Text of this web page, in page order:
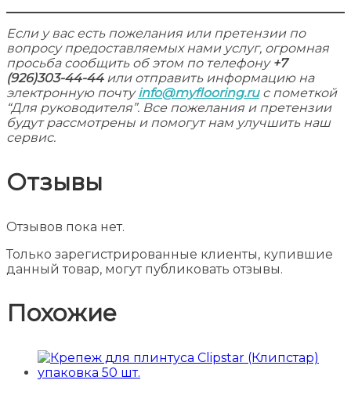
Если у вас есть пожелания или претензии по
вопросу предоставляемых нами услуг, огромная
просьба сообщить об этом по телефону +7
(926)303-44-44 или отправить информацию на
электронную почтуinfo@myflooring.ru с пометкой
“Для руководителя”. Все пожелания и претензии
будут рассмотрены и помогут нам улучшить наш
сервис.
Отзывы
Отзывов пока нет.
Только зарегистрированные клиенты, купившие
данный товар, могут публиковать отзывы.
Похожие